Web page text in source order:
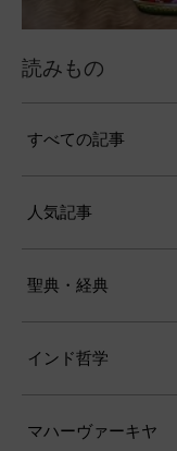
読みもの
すべての記事
人気記事
聖典・経典
インド哲学
マハーヴァーキヤ